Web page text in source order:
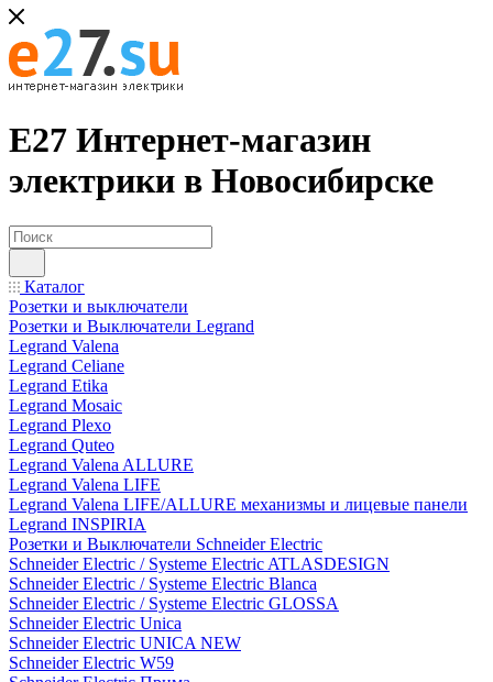
Е27 Интернет-магазин
электрики в Новосибирске
Каталог
Розетки и выключатели
Розетки и Выключатели Legrand
Legrand Valena
Legrand Celiane
Legrand Etika
Legrand Mosaic
Legrand Plexo
Legrand Quteo
Legrand Valena ALLURE
Legrand Valena LIFE
Legrand Valena LIFE/ALLURE механизмы и лицевые панели
Legrand INSPIRIA
Розетки и Выключатели Schneider Electric
Schneider Electric / Systeme Electric ATLASDESIGN
Schneider Electric / Systeme Electric Blanca
Schneider Electric / Systeme Electric GLOSSA
Schneider Electric Unica
Schneider Electric UNICA NEW
Schneider Electric W59